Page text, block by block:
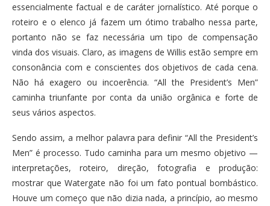
essencialmente factual e de caráter jornalístico. Até porque o
roteiro e o elenco já fazem um ótimo trabalho nessa parte,
portanto não se faz necessária um tipo de compensação
vinda dos visuais. Claro, as imagens de Willis estão sempre em
consonância com e conscientes dos objetivos de cada cena.
Não há exagero ou incoerência. “All the President’s Men”
caminha triunfante por conta da união orgânica e forte de
seus vários aspectos.
Sendo assim, a melhor palavra para definir “All the President’s
Men” é processo. Tudo caminha para um mesmo objetivo —
interpretações, roteiro, direção, fotografia e produção:
mostrar que Watergate não foi um fato pontual bombástico.
Houve um começo que não dizia nada, a princípio, ao mesmo